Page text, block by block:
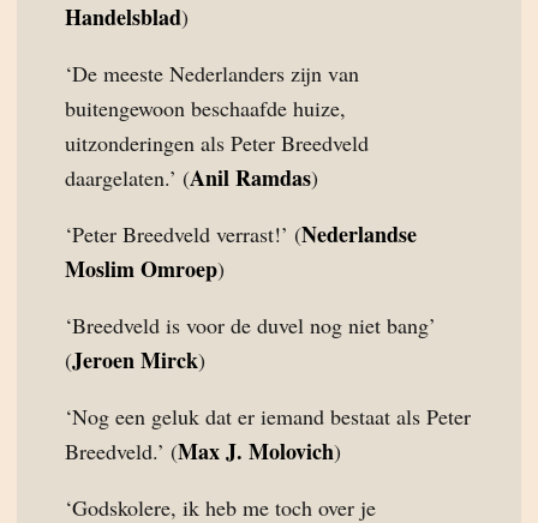
Handelsblad)
‘De meeste Nederlanders zijn van
buitengewoon beschaafde huize,
uitzonderingen als Peter Breedveld
daargelaten.’ (Anil Ramdas)
‘Peter Breedveld verrast!’ (Nederlandse
Moslim Omroep)
‘Breedveld is voor de duvel nog niet bang’
(Jeroen Mirck)
‘Nog een geluk dat er iemand bestaat als Peter
Breedveld.’ (Max J. Molovich)
‘Godskolere, ik heb me toch over je